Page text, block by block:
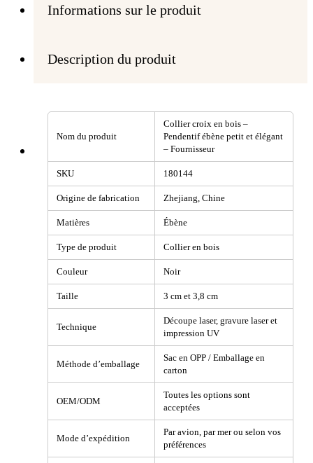
Informations sur le produit
Description du produit
Nom du produit
Collier croix en bois –
Pendentif ébène petit et élégant
– Fournisseur
SKU 180144
Origine de fabrication Zhejiang, Chine
Matières Ébène
Type de produit Collier en bois
Couleur Noir
Taille 3 cm et 3,8 cm
Technique
Découpe laser, gravure laser et
impression UV
Méthode d’emballage
Sac en OPP / Emballage en
carton
OEM/ODM
Toutes les options sont
acceptées
Mode d’expédition
Par avion, par mer ou selon vos
préférences